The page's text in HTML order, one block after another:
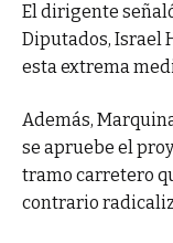
El dirigente
Diputados, Israel
esta extrema
Además,
se apruebe el
tramo carretero
contrario